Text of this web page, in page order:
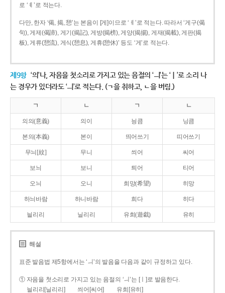
로 ‘ㅖ’로 적는다.
다만, 한자 ‘偈, 揭, 憩’는 본음이 [게]이므로 ‘ㅔ’로 적는다. 따라서 ‘게구(偈
句), 게제(偈諦), 게기(揭記), 게방(揭榜), 게양(揭揚), 게재(揭載), 게판(揭
板), 게류(憩流), 게식(憩息), 게휴(憩休)’ 등도 ‘게’로 적는다.
제9항 ‘의’나, 자음을 첫소리로 가지고 있는 음절의 ‘ㅢ’는 ‘ㅣ’로 소리 나
는 경우가 있더라도 ‘ㅢ’로 적는다. (ㄱ을 취하고, ㄴ을 버림.)
ㄱ ㄴ ㄱ ㄴ
의의(意義) 의이 닁큼 닝큼
본의(本義) 본이 띄어쓰기 띠어쓰기
무늬[紋] 무니 씌어 씨어
보늬 보니 틔어 티어
오늬 오니 희망(希望) 히망
하늬바람 하니바람 희다 히다
늴리리 닐리리 유희(遊戱) 유히
해설
표준 발음법 제5항에서는 ‘ㅢ’의 발음을 다음과 같이 규정하고 있다.
① 자음을 첫소리로 가지고 있는 음절의 ‘ㅢ’는 [ㅣ]로 발음한다.
늴리리[닐리리]
씌어[씨어]
유희[유히]